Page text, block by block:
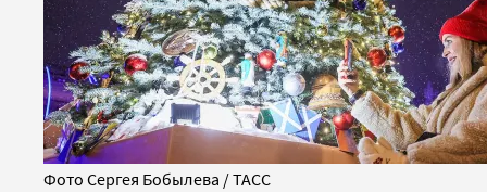
Фото Сергея Бобылева / ТАСС